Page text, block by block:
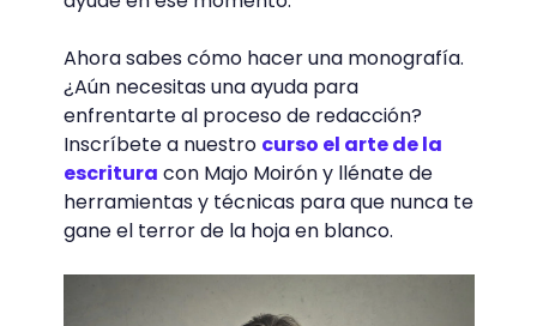
Ahora sabes cómo hacer una monografía.
¿Aún necesitas una ayuda para
enfrentarte al proceso de redacción?
Inscríbete a nuestro curso el arte de la
escritura con Majo Moirón y llénate de
herramientas y técnicas para que nunca te
gane el terror de la hoja en blanco.